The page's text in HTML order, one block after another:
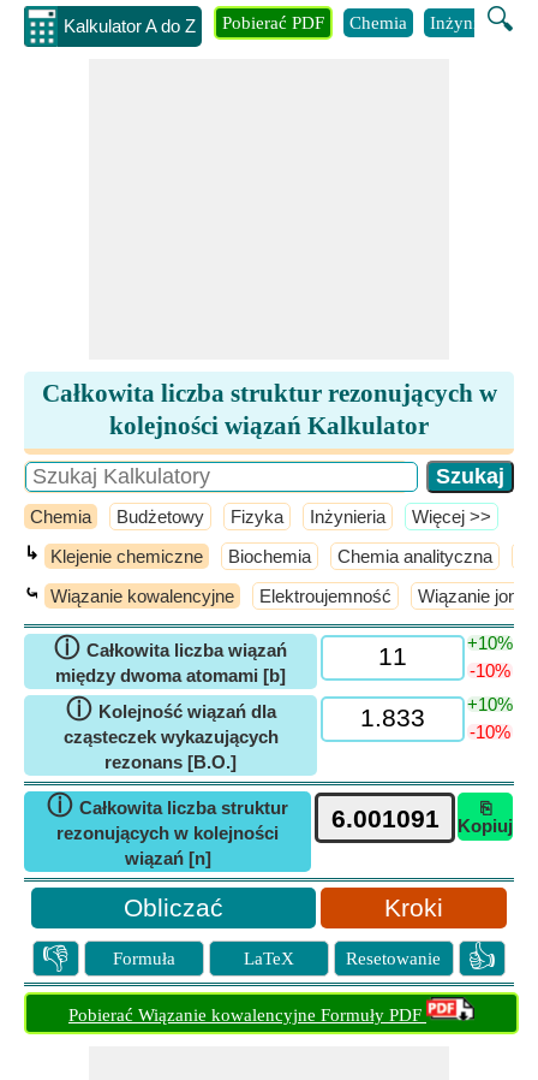
Kalkulator A do Z 🔍
Pobierać PDF Chemia Inżynieria
Całkowita liczba struktur rezonujących w
kolejności wiązań Kalkulator
Chemia Budżetowy Fizyka Inżynieria ​Więcej >>
↳ Klejenie chemiczne Biochemia Chemia analityczna
⤿ Wiązanie kowalencyjne Elektroujemność Wiązanie
ⓘ Całkowita liczba wiązań
między dwoma atomami [b]
+10%
-10%
ⓘ Kolejność wiązań dla
cząsteczek wykazujących
rezonans [B.O.]
+10%
-10%
ⓘ Całkowita liczba struktur
rezonujących w kolejności
wiązań [n]
⎘
Kopiuj
Kroki
👎 Formuła LaTeX Resetowanie 👍
Pobierać Wiązanie kowalencyjne Formuły PDF